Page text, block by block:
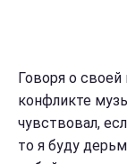
Говоря о
конфликте
чувствовал,
то я буду